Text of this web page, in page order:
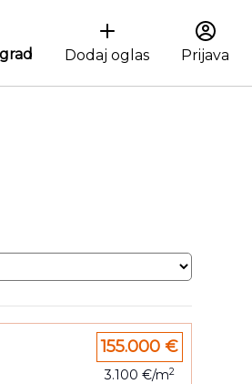
Dodaj oglas Prijava
155.000 €
3.100 €/m2